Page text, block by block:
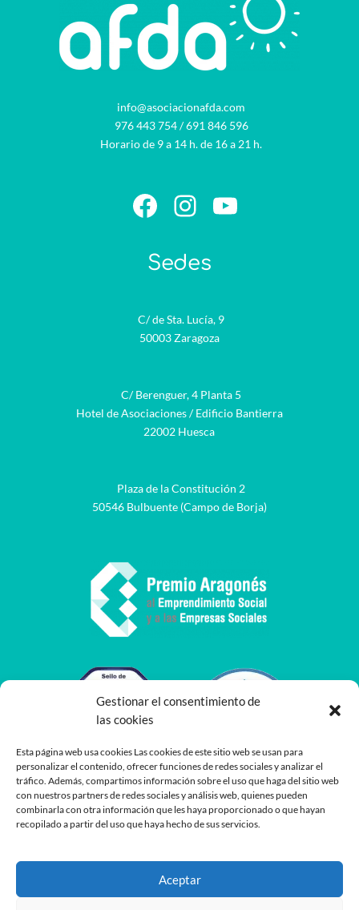
Gestionar el consentimiento de
las cookies
Esta página web usa cookies Las cookies de este sitio web se usan para
personalizar el contenido, ofrecer funciones de redes sociales y analizar el
tráfico. Además, compartimos información sobre el uso que haga del sitio web
con nuestros partners de redes sociales y análisis web, quienes pueden
combinarla con otra información que les haya proporcionado o que hayan
recopilado a partir del uso que haya hecho de sus servicios.
Aceptar
info@asociacionafda.com
976 443 754/691 846 596
Horario de 9 a 14 h. de 16 a 21 h.
Facebook
Instagram
YouTube
Sedes
C/ de Sta. Lucía, 9
50003 Zaragoza
C/ Berenguer, 4 Planta 5
Hotel de Asociaciones / Edificio Bantierra
22002 Huesca
Plaza de la Constitución 2
50546 Bulbuente (Campo de Borja)